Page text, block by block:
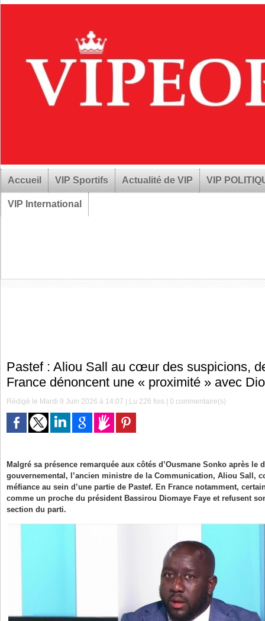
Accueil VIP Sportifs Actualité de VIP VIP
VIP International
Pastef : Aliou Sall au cœur des suspicions,
France dénoncent une « proximité » avec
Rédigé le Mardi 9 Juin 2026 à 14:07 | Lu 226 fois |0 commentaire(s)
Malgré sa présence remarquée aux côtés d’Ousmane Sonko après le
gouvernemental, l’ancien ministre de la Communication, Aliou Sall,
méfiance au sein d’une partie de Pastef. En France notamment,
comme un proche du président Bassirou Diomaye Faye et refusent
section du parti.